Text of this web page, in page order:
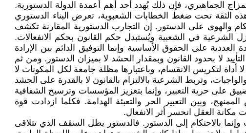
الجماهيري، فإن ذلك يُهدد أحد أهم أعمدة الدولة الدستورية.
هذه الثقة تحت ضغط الخطابات الشعبوية، تعرض البناء الدستوري
والهوى على الدستور. إن التجارب الدستورية المقارنة تكشف
الشرعية في الشعبية ويُستبدل حكم القانون بحكم الانفعالات.
على الحقوق الأساسية وإنما التوفيق الدائم بين الإرادة
لا بحدود القانون وبمقدار الحشد لا بميزان الدستور. ومن ثم
لا أداة لتكريس الانقسام، وباعتبارها مظلة جامعة لكل المكونات لا
وتربط الشرعية بالالتزام بالقانون لا بالقدرة على الحشد
على حرية التعبير، وإنما بتعزيز المؤسسات وترسيخ الشفافية
وبين التعبير الحر والتعبئة الهدامة. فكلما ازدادت قوة
العقل انحسر أثر الانفعال.
وإنما بالاحتكام إلى الدستور. فالدستور يظل السقف الذي تتلاقى